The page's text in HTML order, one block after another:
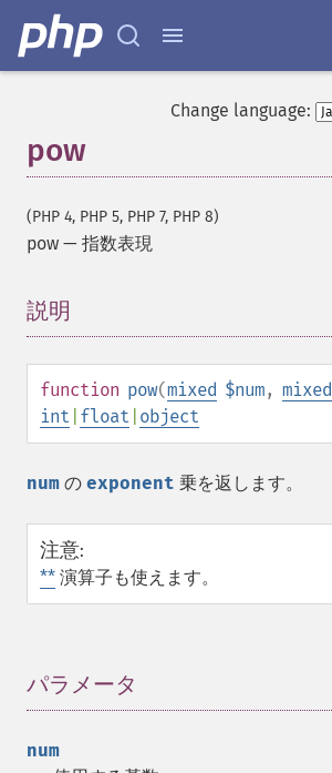
Change language:
pow
(PHP 4, PHP 5, PHP 7, PHP 8)
pow — 指数表現
説明
function pow(mixed $num, mixed
int float object
num の exponent 乗を返します。
注意:
** 演算子も使えます。
パラメータ
num